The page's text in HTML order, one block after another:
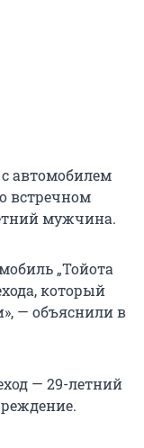
автомобилем
встречном
мужчина.
„Тойота
который
— объяснили в
— 29-летний